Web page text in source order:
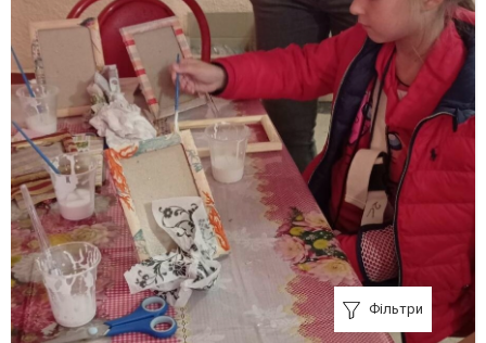
Фільтри